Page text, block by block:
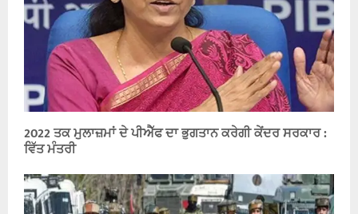
2022 ਤਕ ਮੁਲਾਜ਼ਮਾਂ ਦੇ ਪੀਐੱਫ ਦਾ ਭੁਗਤਾਨ ਕਰੇਗੀ ਕੇਂਦਰ ਸਰਕਾਰ :
ਵਿੱਤ ਮੰਤਰੀ